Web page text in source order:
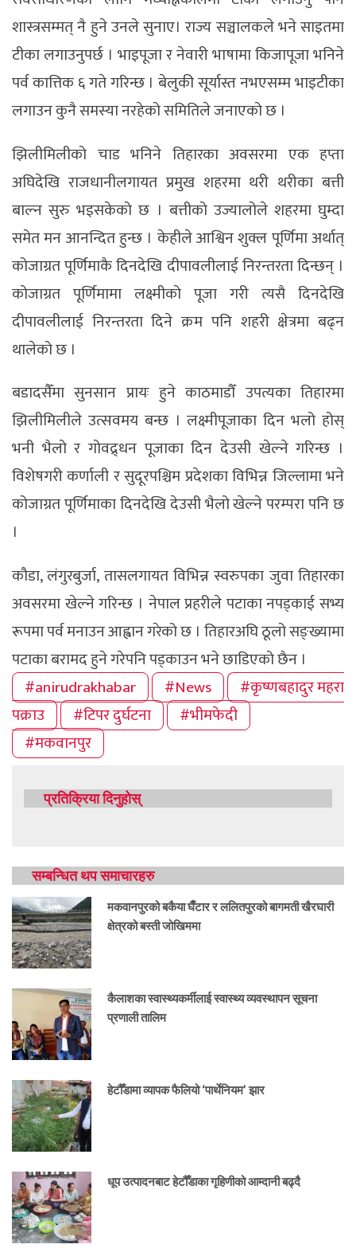
शास्त्रसम्मत् नै हुने उनले सुनाए। राज्य सञ्चालकले भने साइतमा
टीका लगाउनुपर्छ । भाइपूजा र नेवारी भाषामा किजापूजा भनिने
पर्व कात्तिक ६ गते गरिन्छ । बेलुकी सूर्यास्त नभएसम्म भाइटीका
लगाउन कुनै समस्या नरहेको समितिले जनाएको छ ।
झिलीमिलीको चाड भनिने तिहारका अवसरमा एक हप्ता
अघिदेखि राजधानीलगायत प्रमुख शहरमा थरी थरीका बत्ती
बाल्न सुरु भइसकेको छ । बत्तीको उज्यालोले शहरमा घुम्दा
समेत मन आनन्दित हुन्छ । केहीले आश्विन शुक्ल पूर्णिमा अर्थात्
कोजाग्रत पूर्णिमाकै दिनदेखि दीपावलीलाई निरन्तरता दिन्छन् ।
कोजाग्रत पूर्णिमामा लक्ष्मीको पूजा गरी त्यसै दिनदेखि
दीपावलीलाई निरन्तरता दिने क्रम पनि शहरी क्षेत्रमा बढ्न
थालेको छ ।
बडादसैँमा सुनसान प्रायः हुने काठमाडौँ उपत्यका तिहारमा
झिलीमिलीले उत्सवमय बन्छ । लक्ष्मीपूजाका दिन भलो होस्
भनी भैलो र गोवद्र्धन पूजाका दिन देउसी खेल्ने गरिन्छ ।
विशेषगरी कर्णाली र सुदूरपश्चिम प्रदेशका विभिन्न जिल्लामा भने
कोजाग्रत पूर्णिमाका दिनदेखि देउसी भैलो खेल्ने परम्परा पनि छ
।
कौडा, लंगुरबुर्जा, तासलगायत विभिन्न स्वरुपका जुवा तिहारका
अवसरमा खेल्ने गरिन्छ । नेपाल प्रहरीले पटाका नपड्काई सभ्य
रूपमा पर्व मनाउन आह्वान गरेको छ । तिहारअघि ठूलो सङ्ख्यामा
पटाका बरामद हुने गरेपनि पड्काउन भने छाडिएको छैन ।
#anirudrakhabar
#News
#कृष्णबहादुर महरा
पक्राउ
#टिपर दुर्घटना
#भीमफेदी
#मकवानपुर
प्रतिक्रिया दिनुहोस्
सम्बन्धित थप समाचारहरु
मकवानपुरको बकैया घैँटार र ललितपुरको बागमती खैरघारी
क्षेत्रको बस्ती जोखिममा
कैलाशका स्वास्थ्यकर्मीलाई स्वास्थ्य व्यवस्थापन सूचना
प्रणाली तालिम
हेटौँडामा व्यापक फैलियो ‘पार्थेनियम’ झार
धूप उत्पादनबाट हेटौँडाका गृहिणीको आम्दानी बढ्दै